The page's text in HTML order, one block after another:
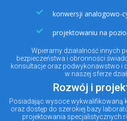
konwersji analogowo-
projektowaniu na
Wpieramy działalność innych
bezpieczeństwa i obronności
konsultacje oraz podwykonawstwo i
w naszej sferze
Rozwój i
Posiadając wysoce wykwalifikowaną
oraz dostęp do szerokiej bazy
projektowania specjalistycznych